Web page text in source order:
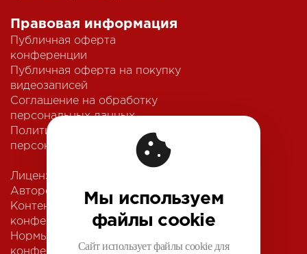
Правовая информация
Публичная оферта
конференции
Публичная оферта на покупку
видеозаписей
Соглашение на обработку
персональных данных
Политика обработки
персональных данных
Лицензионный договор с
Автором
Контентная политика
конференции
Нормы поведения для
конференции
Мы используем
файлы cookie
Сайт использует файлы cookie для